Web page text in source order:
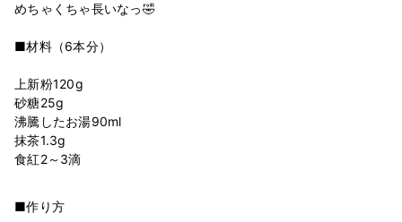
めちゃくちゃ長いなっ🤣
■材料（6本分）
上新粉120g
砂糖25g
沸騰したお湯90ml
抹茶1.3g
■作り方